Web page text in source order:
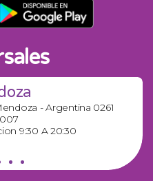
- Argentina 0261
9:30 A 20:30